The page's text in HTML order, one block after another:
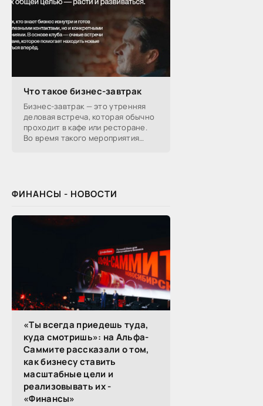
Что такое бизнес-завтрак
Бизнес-завтрак — это утренняя
деловая встреча, которая обычно
проходит в кафе или ресторане.
Во время такого мероприятия
ФИНАНСЫ - НОВОСТИ
«Ты всегда приедешь туда,
куда смотришь»: на Альфа-
Саммите рассказали о том,
как бизнесу ставить
масштабные цели и
реализовывать их -
«Финансы»